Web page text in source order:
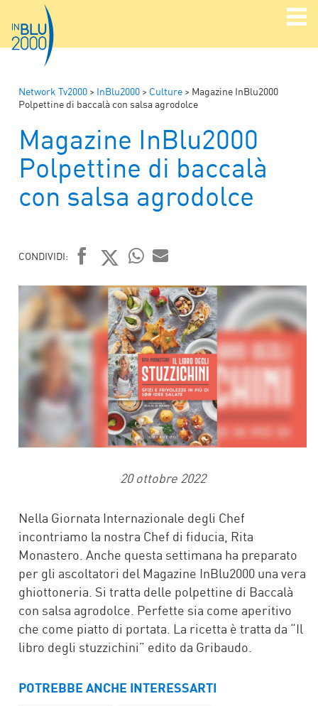
Network Tv2000 > InBlu2000 > Culture > Magazine InBlu2000
Polpettine di baccalà con salsa agrodolce
Magazine InBlu2000
Polpettine di baccalà
con salsa agrodolce
CONDIVIDI:
FACEBOOK
TWITTER
WHATSAPP
MAIL
20 ottobre 2022
Nella Giornata Internazionale degli Chef
incontriamo la nostra Chef di fiducia, Rita
Monastero. Anche questa settimana ha preparato
per gli ascoltatori del Magazine InBlu2000 una vera
ghiottoneria. Si tratta delle polpettine di Baccalà
con salsa agrodolce. Perfette sia come aperitivo
che come piatto di portata. La ricetta è tratta da “Il
libro degli stuzzichini” edito da Gribaudo.
POTREBBE ANCHE INTERESSARTI